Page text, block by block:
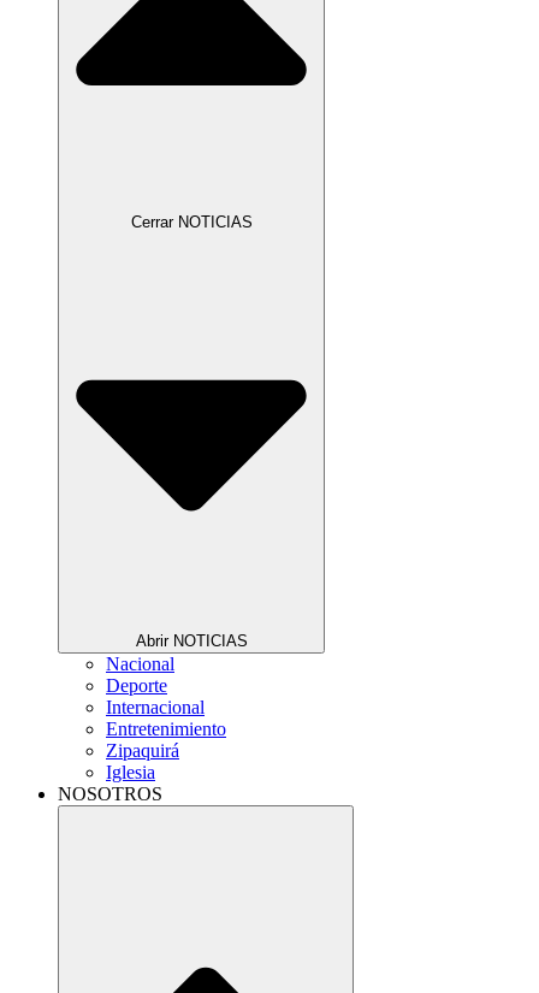
Cerrar NOTICIAS
Abrir NOTICIAS
Nacional
Deporte
Internacional
Entretenimiento
Zipaquirá
Iglesia
NOSOTROS